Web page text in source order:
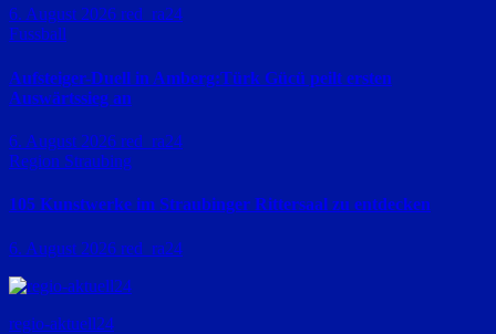
6. August 2026 red_ra24
Fussball
Aufsteiger-Duell in Amberg:Türk Gücü peilt ersten
Auswärtssieg an
6. August 2026 red_ra24
Region Straubing
105 Kunstwerke im Straubinger Rittersaal zu entdecken
6. August 2026 red_ra24
regio-aktuell24